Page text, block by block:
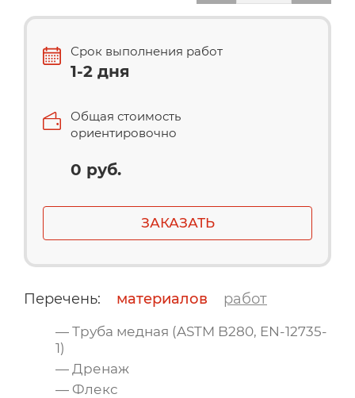
Срок выполнения работ
1-2 дня
Общая стоимость
ориентировочно
0 руб.
ЗАКАЗАТЬ
Перечень: материалов работ
— Труба медная (ASTM B280, EN-12735-
1)
— Дренаж
— Флекс